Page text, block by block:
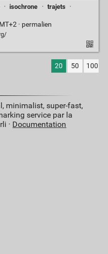
· isochrone · trajets
·
· permalien
20 50 100
minimalist, super-fast,
service par la
· Documentation